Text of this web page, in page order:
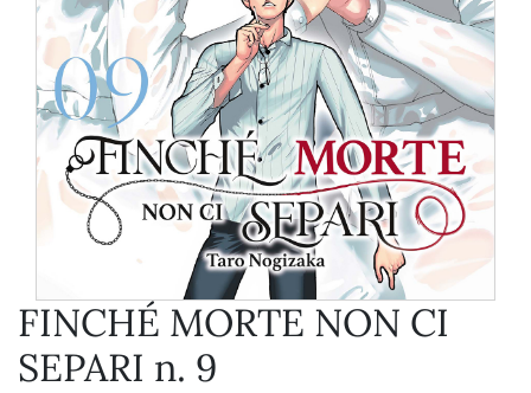
FINCHÉ MORTE NON CI
SEPARI n. 9